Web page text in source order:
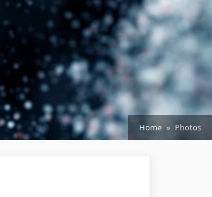
Home Photos